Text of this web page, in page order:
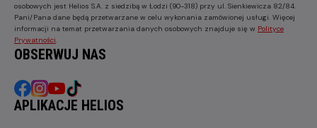
osobowych jest Helios S.A. z siedzibą w Łodzi (90-318) przy ul. Sienkiewicza 82/84.
Pani/Pana dane będą przetwarzane w celu wykonania zamówionej usługi. Więcej
informacji na temat przetwarzania danych osobowych znajduje się w Polityce
Prywatności.
OBSERWUJ NAS
APLIKACJE HELIOS